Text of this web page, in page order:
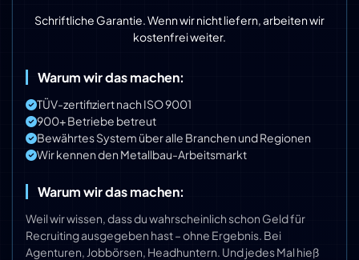
Schriftliche Garantie. Wenn wir nicht liefern, arbeiten wir
kostenfrei weiter.
Warum wir das machen:
TÜV-zertifiziert nach ISO 9001
900+ Betriebe betreut
Bewährtes System über alle Branchen und Regionen
Wir kennen den Metallbau-Arbeitsmarkt
Warum wir das machen:
Weil wir wissen, dass du wahrscheinlich schon Geld für
Recruiting ausgegeben hast – ohne Ergebnis. Bei
Agenturen, Jobbörsen, Headhuntern. Und jedes Mal hieß